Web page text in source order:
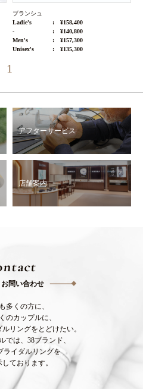
ブランシュ
Ladie's
¥158,400
-
¥140,800
Men's
¥157,300
Unisex's
¥135,300
1
アフターサービス
店舗案内
問い合わせ
多くの方に、
のカップルに、
リングをとどけたい。
では、38ブランド、
ライダルリングを
ております。